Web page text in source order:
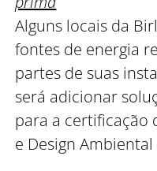
Alguns locais da
fontes de energia
partes de suas
será adicionar
para a certificação
e Design Ambiental